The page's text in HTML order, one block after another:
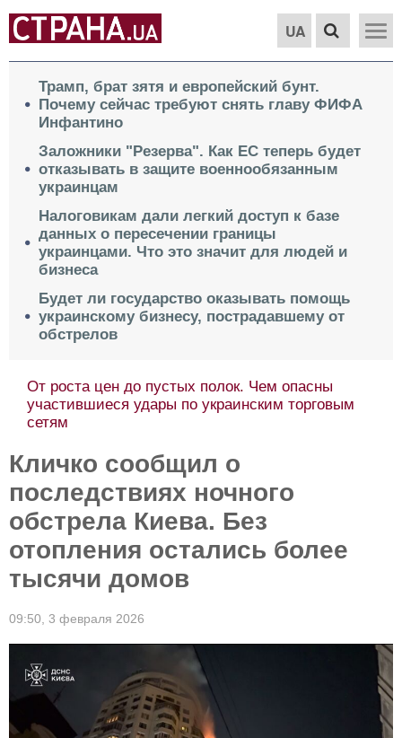
UA
Трамп, брат зятя и европейский бунт.
Почему сейчас требуют снять главу ФИФА
Инфантино
Заложники "Резерва". Как ЕС теперь будет
отказывать в защите военнообязанным
украинцам
Налоговикам дали легкий доступ к базе
данных о пересечении границы
украинцами. Что это значит для людей и
бизнеса
Будет ли государство оказывать помощь
украинскому бизнесу, пострадавшему от
обстрелов
От роста цен до пустых полок. Чем опасны
участившиеся удары по украинским торговым
сетям
Кличко сообщил о
последствиях ночного
обстрела Киева. Без
отопления остались более
тысячи домов
09:50, 3 февраля 2026